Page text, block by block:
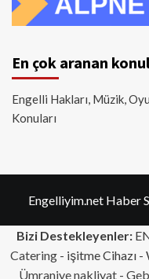
En çok aranan
Engelli Hakları, Müzik,
Konuları
Engelliyim.net Haber
Bizi Destekleyenler:
Catering- işitme Cihazı -
Ümraniye nakliyat-